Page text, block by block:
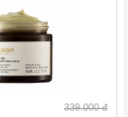
339.000 đ